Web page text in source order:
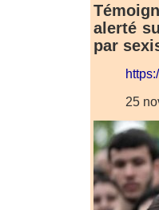
alerté
par
25